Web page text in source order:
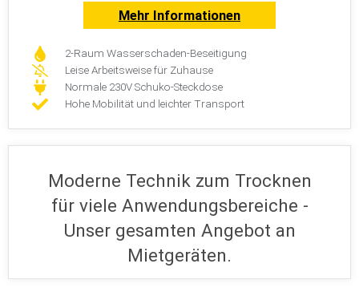
Mehr Informationen
2-Raum Wasserschaden-Beseitigung
Leise Arbeitsweise für Zuhause
Normale 230V Schuko-Steckdose
Hohe Mobilität und leichter Transport
Moderne Technik zum Trocknen
für viele Anwendungsbereiche -
Unser gesamten Angebot an
Mietgeräten.